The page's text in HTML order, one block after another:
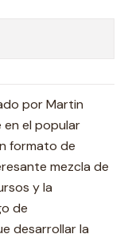
por Martin
en el popular
formato de
mezcla de
y la
de
desarrollar la